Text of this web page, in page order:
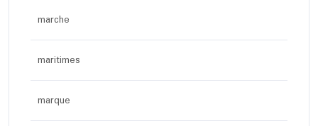
marche
maritimes
marque